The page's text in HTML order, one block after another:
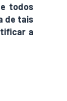
todos
de tais
a